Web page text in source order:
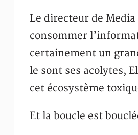
Le directeur de
consommer
certainement un
le sont ses acolytes,
cet écosystème
Et la boucle est